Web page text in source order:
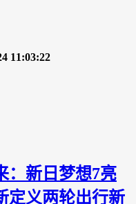
11:03:22
：新日梦想7亮
定义两轮出行新